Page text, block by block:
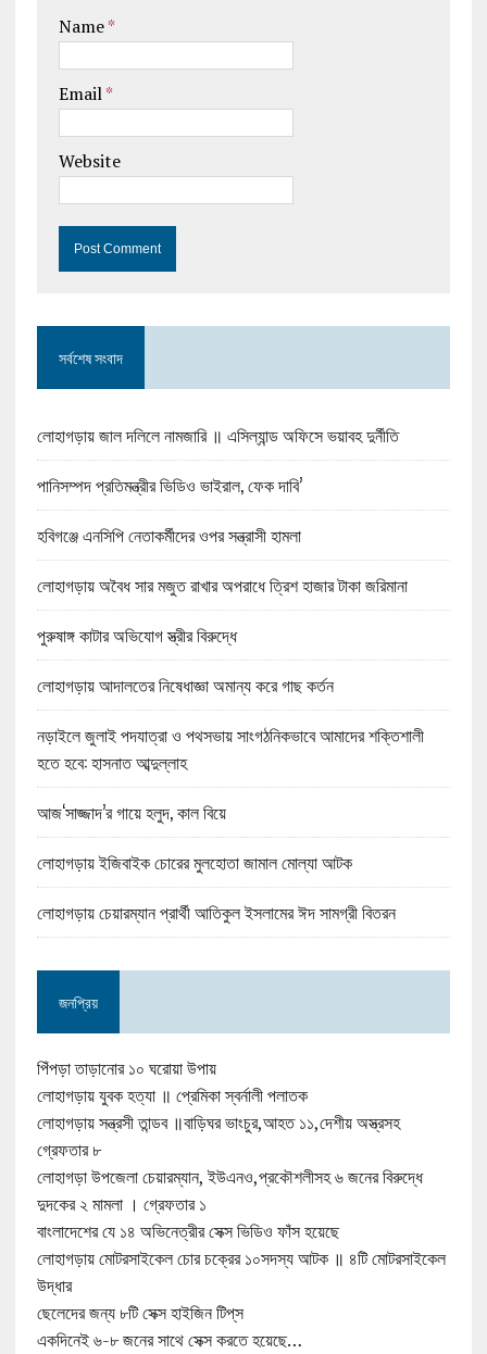
Name*
Email*
Website
সর্বশেষ সংবাদ
লোহাগড়ায় জাল দলিলে নামজারি ॥ এসিল্যান্ড অফিসে ভয়াবহ দুর্নীতি
পানিসম্পদ প্রতিমন্ত্রীর ভিডিও ভাইরাল, ফেক দাবি’
হবিগঞ্জে এনসিপি নেতাকর্মীদের ওপর সন্ত্রাসী হামলা
লোহাগড়ায় অবৈধ সার মজুত রাখার অপরাধে ত্রিশ হাজার টাকা জরিমানা
পুরুষাঙ্গ কাটার অভিযোগ স্ত্রীর বিরুদ্ধে
লোহাগড়ায় আদালতের নিষেধাজ্ঞা অমান্য করে গাছ কর্তন
নড়াইলে জুলাই পদযাত্রা ও পথসভায় সাংগঠনিকভাবে আমাদের শক্তিশালী
হতে হবে: হাসনাত আব্দুল্লাহ
আজ‘সাজ্জাদ’র গায়ে হলুদ, কাল বিয়ে
লোহাগড়ায় ইজিবাইক চোরের মুলহোতা জামাল মোল্যা আটক
লোহাগড়ায় চেয়ারম্যান প্রার্থী আতিকুল ইসলামের ঈদ সামগ্রী বিতরন
জনপ্রিয়
পিঁপড়া তাড়ানোর ১০ ঘরোয়া উপায়
লোহাগড়ায় যুবক হত্যা ॥ প্রেমিকা স্বর্নালী পলাতক
লোহাগড়ায় সন্ত্রসী তান্ডব ॥বাড়িঘর ভাংচুর,আহত ১১,দেশীয় অস্ত্রসহ
গ্রেফতার ৮
লোহাগড়া উপজেলা চেয়ারম্যান, ইউএনও,প্রকৌশলীসহ ৬ জনের বিরুদ্ধে
দুদকের ২ মামলা । গ্রেফতার ১
বাংলাদেশের যে ১৪ অভিনেত্রীর সেক্স ভিডিও ফাঁস হয়েছে
লোহাগড়ায় মোটরসাইকেল চোর চক্রের ১০সদস্য আটক ॥ ৪টি মোটরসাইকেল
উদ্ধার
ছেলেদের জন্য ৮টি সেক্স হাইজিন টিপ্‌স
একদিনেই ৬-৮ জনের সাথে সেক্স করতে হয়েছে…